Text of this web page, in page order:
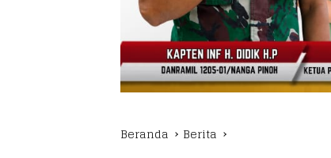
Beranda Berita